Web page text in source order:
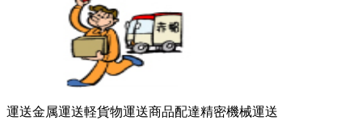
運送金属運送軽貨物運送商品配達精密機械運送